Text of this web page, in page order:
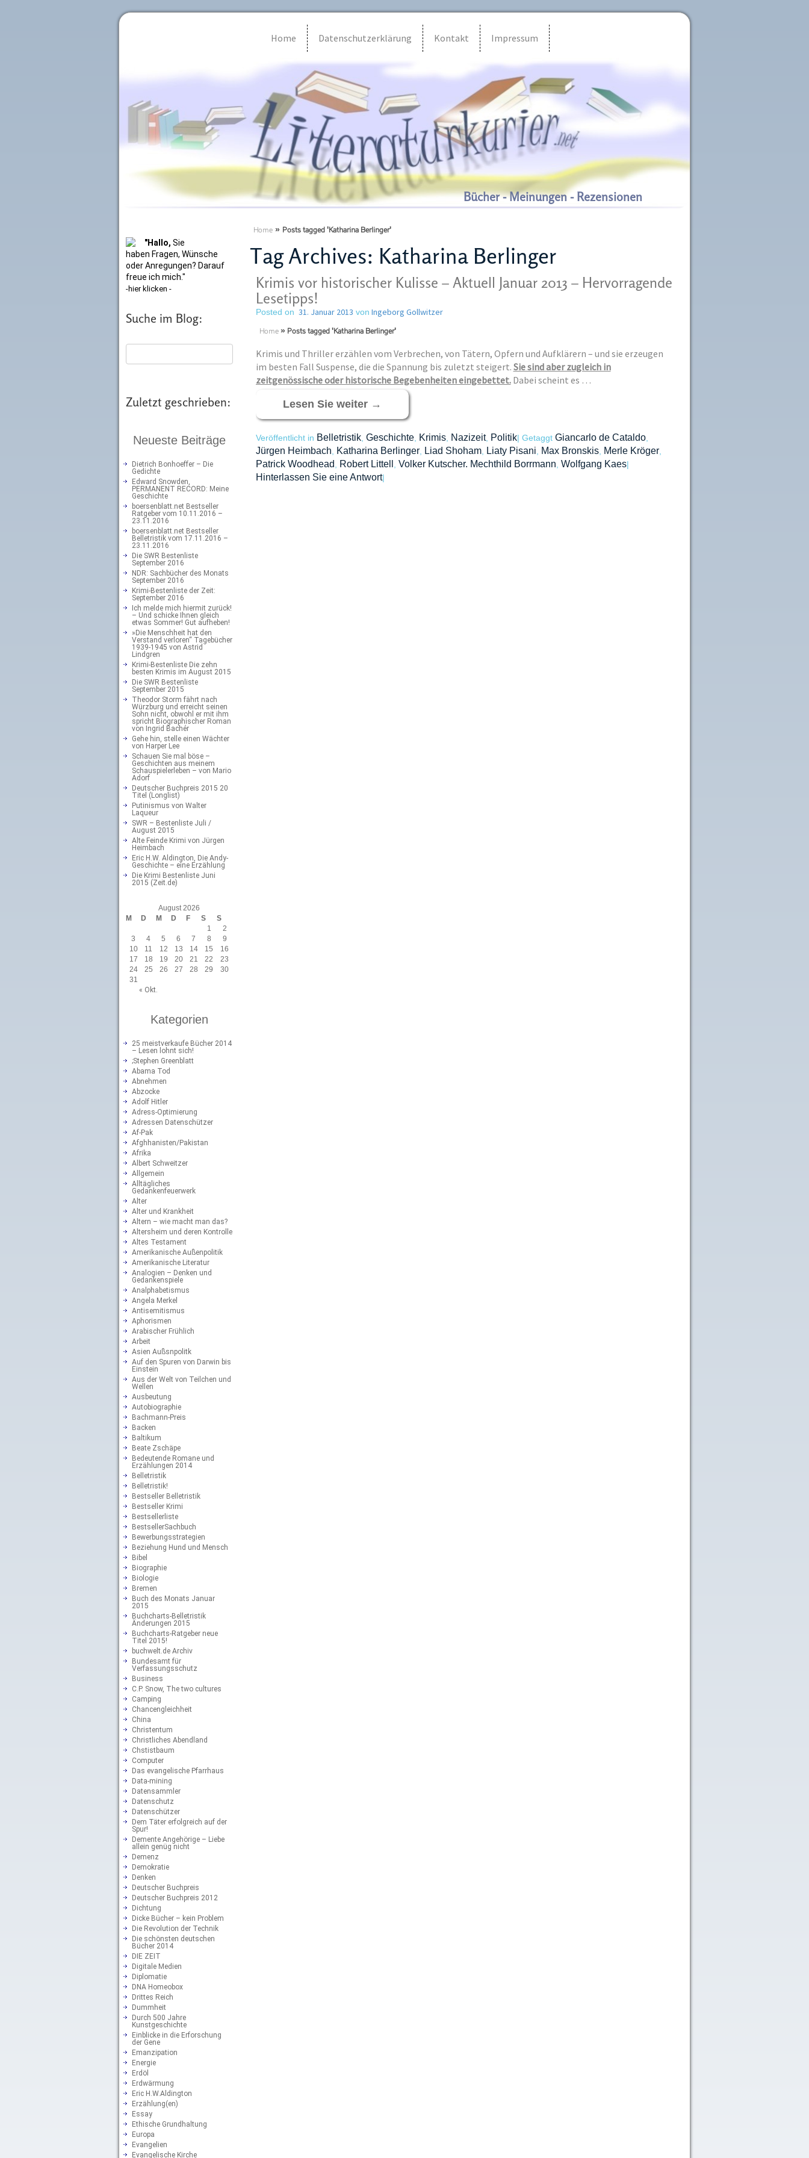
Home Datenschutzerklärung Kontakt Impressum
Bücher - Meinungen - Rezensionen
"Hallo, Sie
haben Fragen, Wünsche
oder Anregungen? Darauf
freue ich mich."
-hier klicken -
Suche im Blog:
Zuletzt geschrieben:
Neueste Beiträge
Dietrich Bonhoeffer – Die
Gedichte
Edward Snowden,
PERMANENT RECORD: Meine
Geschichte
boersenblatt.net Bestseller
Ratgeber vom 10.11.2016 –
23.11.2016
boersenblatt.net Bestseller
Belletristik vom 17.11.2016 –
23.11.2016
Die SWR Bestenliste
September 2016
NDR: Sachbücher des Monats
September 2016
Krimi-Bestenliste der Zeit:
September 2016
Ich melde mich hiermit zurück!
– Und schicke Ihnen gleich
etwas Sommer! Gut aufheben!
»Die Menschheit hat den
Verstand verloren“ Tagebücher
1939-1945 von Astrid
Lindgren
Krimi-Bestenliste Die zehn
besten Krimis im August 2015
Die SWR Bestenliste
September 2015
Theodor Storm fährt nach
Würzburg und erreicht seinen
Sohn nicht, obwohl er mit ihm
spricht Biographischer Roman
von Ingrid Bachér
Gehe hin, stelle einen Wächter
von Harper Lee
Schauen Sie mal böse –
Geschichten aus meinem
Schauspielerleben – von Mario
Adorf
Deutscher Buchpreis 2015 20
Titel (Longlist)
Putinismus von Walter
Laqueur
SWR – Bestenliste Juli /
August 2015
Alte Feinde Krimi von Jürgen
Heimbach
Eric H.W. Aldington, Die Andy-
Geschichte – eine Erzählung
Die Krimi Bestenliste Juni
2015 (Zeit.de)
August 2026
M
D M D F S S
« Okt.
1
2
3
4 5 6 7 8
9
10
11 12 13 14 15
16
17
18 19 20 21 22
23
24
25 26 27 28 29
30
31
Kategorien
25 meistverkaufe Bücher 2014
– Lesen lohnt sich!
;Stephen Greenblatt
Abama Tod
Abnehmen
Abzocke
Adolf Hitler
Adress-Optimierung
Adressen Datenschützer
Af-Pak
Afghhanisten/Pakistan
Afrika
Albert Schweitzer
Allgemein
Alltägliches
Gedankenfeuerwerk
Alter
Alter und Krankheit
Altern – wie macht man das?
Altersheim und deren Kontrolle
Altes Testament
Amerikanische Außenpolitik
Amerikanische Literatur
Analogien – Denken und
Gedankenspiele
Analphabetismus
Angela Merkel
Antisemitismus
Aphorismen
Arabischer Frühlich
Arbeit
Asien Außsnpolitk
Auf den Spuren von Darwin bis
Einstein
Aus der Welt von Teilchen und
Wellen
Ausbeutung
Autobiographie
Bachmann-Preis
Backen
Baltikum
Beate Zschäpe
Bedeutende Romane und
Erzählungen 2014
Belletristik
Belletristik!
Bestseller Belletristik
Bestseller Krimi
Bestsellerliste
BestsellerSachbuch
Bewerbungsstrategien
Beziehung Hund und Mensch
Bibel
Biographie
Biologie
Bremen
Buch des Monats Januar
2015
Buchcharts-Belletristik
Änderungen 2015
Buchcharts-Ratgeber neue
Titel 2015!
buchwelt.de Archiv
Bundesamt für
Verfassungsschutz
Business
C.P. Snow, The two cultures
Camping
Chancengleichheit
China
Christentum
Christliches Abendland
Chstistbaum
Computer
Das evangelische Pfarrhaus
Data-mining
Datensammler
Datenschutz
Datenschützer
Dem Täter erfolgreich auf der
Spur!
Demente Angehörige – Liebe
allein genüg nicht
Demenz
Demokratie
Denken
Deutscher Buchpreis
Deutscher Buchpreis 2012
Dichtung
Dicke Bücher – kein Problem
Die Revolution der Technik
Die schönsten deutschen
Bücher 2014
DIE ZEIT
Digitale Medien
Diplomatie
DNA Homeobox
Drittes Reich
Dummheit
Durch 500 Jahre
Kunstgeschichte
Einblicke in die Erforschung
der Gene
Emanzipation
Energie
Erdöl
Erdwärmung
Eric H.W.Aldington
Erzählung(en)
Essay
Ethische Grundhaltung
Europa
Evangelien
Evangelische Kirche
Home » Posts tagged 'Katharina Berlinger'
Tag Archives: Katharina Berlinger
Krimis vor historischer Kulisse – Aktuell Januar 2013 – Hervorragende
Lesetipps!
Posted on 31. Januar 2013 von Ingeborg Gollwitzer
Home » Posts tagged 'Katharina Berlinger'
Krimis und Thriller erzählen vom Verbrechen, von Tätern, Opfern und Aufklärern – und sie erzeugen
im besten Fall Suspense, die die Spannung bis zuletzt steigert. Sie sind aber zugleich in
zeitgenössische oder his­torische Begebenheiten eingebettet.Dabei scheint es …
Lesen Sie weiter →
Veröffentlicht in Belletristik, Geschichte, Krimis, Nazizeit, Politik| Getaggt Giancarlo de Cataldo,
Jürgen Heimbach Katharina Berlinger, Liad Shoham, Liaty Pisani Max Bronskis, Merle Kröger,
Patrick Woodhead Robert Littell Volker Kutscher. Mechthild Borrmann Wolfgang Kaes|
Hinterlassen Sie eine Antwort|